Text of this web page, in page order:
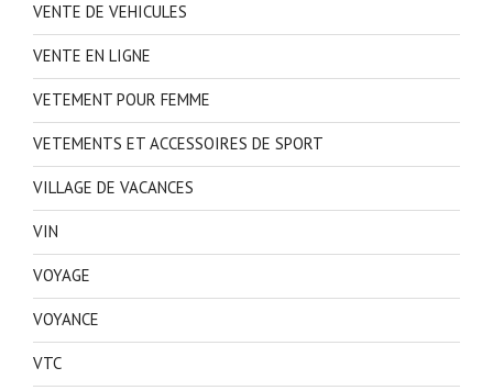
VENTE DE VEHICULES
VENTE EN LIGNE
VETEMENT POUR FEMME
VETEMENTS ET ACCESSOIRES DE SPORT
VILLAGE DE VACANCES
VIN
VOYAGE
VOYANCE
VTC